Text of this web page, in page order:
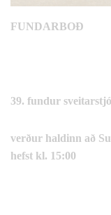
FUNDARBOÐ
39. fundur
verður haldinn að
hefst kl. 15:00